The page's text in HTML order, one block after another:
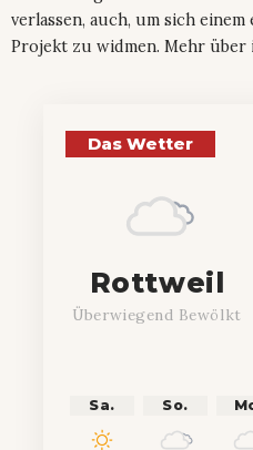
verlassen, auch, um sich
Projekt zu widmen. Mehr über
Das Wetter
Rottweil
Überwiegend Bewölkt
Sa. So.